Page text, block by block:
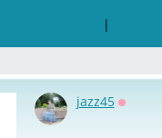
|
jazz45